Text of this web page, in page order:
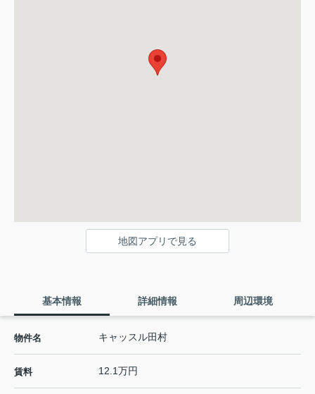
地図アプリで見る
基本情報 詳細情報 周辺環境
物件名 キャッスル田村
賃料 12.1万円